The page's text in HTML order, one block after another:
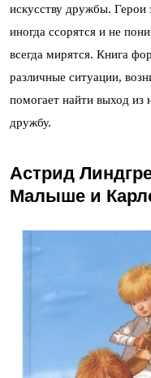
искусству дружбы. Герои
иногда ссорятся и не
всегда мирятся. Книга
различные ситуации,
помогает найти выход из
дружбу.
Астрид
Малыше и